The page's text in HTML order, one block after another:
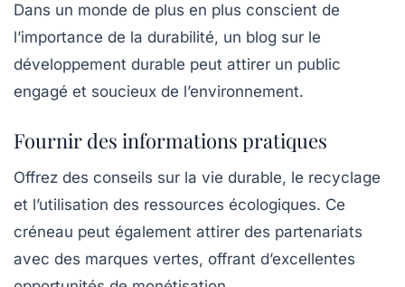
Dans un monde de plus en plus conscient de
l’importance de la durabilité, un blog sur le
développement durable peut attirer un public
engagé et soucieux de l’environnement.
Fournir des informations pratiques
Offrez des conseils sur la vie durable, le recyclage
et l’utilisation des ressources écologiques. Ce
créneau peut également attirer des partenariats
avec des marques vertes, offrant d’excellentes